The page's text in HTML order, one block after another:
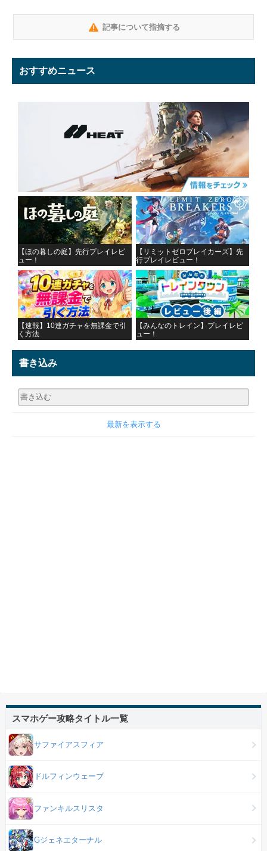
記事について指摘する
おすすめニュース
【ほの暮しの庭】先行プレイレビ
ュー！
【リミットゼロブレイカーズ】先
行プレイレビュー！
【速報】10連ガチャを無課金で引
く方法
【みんなのトレイン】プレイレビ
ュー！
書き込み
最新を表示する
スマホゲー攻略タイトル一覧
サファイアスフィア
ドルフィンウェーブ
ファンキルスリスタ
Gジェネエターナル